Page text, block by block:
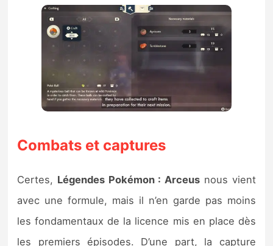
Combats et captures
Certes, Légendes Pokémon : Arceus nous vient
avec une formule, mais il n’en garde pas moins
les fondamentaux de la licence mis en place dès
les premiers épisodes. D’une part, la capture